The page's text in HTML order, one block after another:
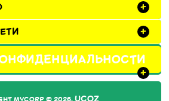
+
+
+
UCOZ